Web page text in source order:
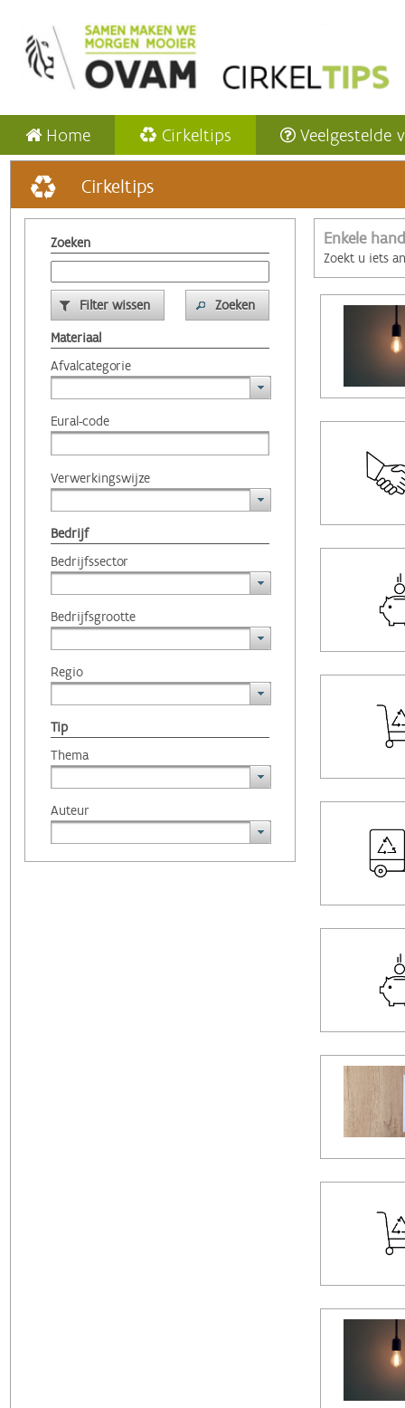
Home Cirkeltips Veelgestelde
Cirkeltips
Zoeken
Filter wissen
Zoeken
Materiaal
Afvalcategorie
Eural-code
Verwerkingswijze
Bedrijf
Bedrijfssector
Bedrijfsgrootte
Regio
Tip
Thema
Auteur
Enkele
Zoekt u iets